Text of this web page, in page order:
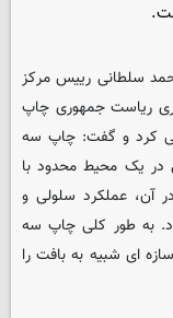
سلطانی رییس مرکز
ریاست جمهوری چاپ
کرد و گفت: چاپ سه
در یک محیط محدود با
آن، عملکرد سلولی و
به طور کلی چاپ سه
ای شبیه به بافت را